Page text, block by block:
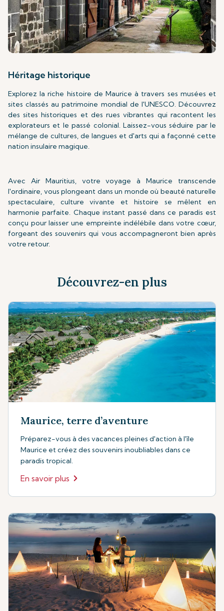
Héritage historique
Explorez la riche histoire de Maurice à travers ses musées et
sites classés au patrimoine mondial de l'UNESCO. Découvrez
des sites historiques et des rues vibrantes qui racontent les
explorateurs et le passé colonial. Laissez-vous séduire par le
mélange de cultures, de langues et d'arts qui a façonné cette
nation insulaire magique.
Avec Air Mauritius, votre voyage à Maurice transcende
l'ordinaire, vous plongeant dans un monde où beauté naturelle
spectaculaire, culture vivante et histoire se mêlent en
harmonie parfaite. Chaque instant passé dans ce paradis est
conçu pour laisser une empreinte indélébile dans votre cœur,
forgeant des souvenirs qui vous accompagneront bien après
votre retour.
Découvrez-en plus
Maurice, terre d’aventure
Préparez-vous à des vacances pleines d'action à l'île
Maurice et créez des souvenirs inoubliables dans ce
paradis tropical.
En savoir plus